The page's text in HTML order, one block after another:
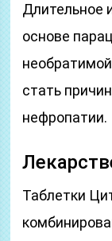
Длительное
основе
стать
нефропатии.
Таблетки